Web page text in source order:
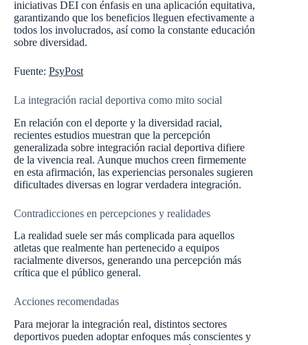
iniciativas DEI con énfasis en una aplicación equitativa,
garantizando que los beneficios lleguen efectivamente a
todos los involucrados, así como la constante educación
sobre diversidad.
Fuente: PsyPost
La integración racial deportiva como mito social
En relación con el deporte y la diversidad racial,
recientes estudios muestran que la percepción
generalizada sobre integración racial deportiva difiere
de la vivencia real. Aunque muchos creen firmemente
en esta afirmación, las experiencias personales sugieren
dificultades diversas en lograr verdadera integración.
Contradicciones en percepciones y realidades
La realidad suele ser más complicada para aquellos
atletas que realmente han pertenecido a equipos
racialmente diversos, generando una percepción más
crítica que el público general.
Acciones recomendadas
Para mejorar la integración real, distintos sectores
deportivos pueden adoptar enfoques más conscientes y